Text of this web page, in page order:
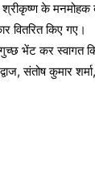
श्रीकृष्ण के मनमोहक
वितरित किए गए।
भेंट कर स्वागत
संतोष कुमार